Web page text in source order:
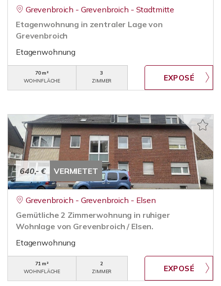
Grevenbroich - Grevenbroich - Stadtmitte
Etagenwohnung in zentraler Lage von
Grevenbroich
Etagenwohnung
70 m²
WOHNFLÄCHE
3
ZIMMER
640,- € VERMIETET
Grevenbroich - Grevenbroich - Elsen
Gemütliche 2 Zimmerwohnung in ruhiger
Wohnlage von Grevenbroich / Elsen.
Etagenwohnung
71 m²
WOHNFLÄCHE
2
ZIMMER